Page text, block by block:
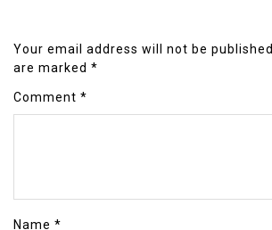
Your email address will not be published.
are marked *
Comment *
Name *